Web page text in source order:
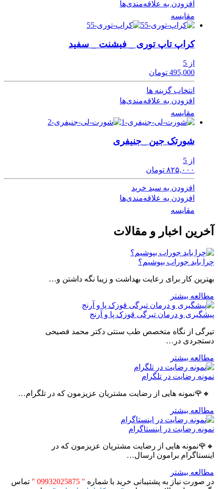
افزودن به علاقه‌مندی‌ها
مقایسه
کراپ تاپ توری _ فیشنت _ سفید
از 5
495,000 تومان
انتخاب گزینه ها
افزودن به علاقه‌مندی‌ها
مقایسه
شورتک جین _جنیفری
از 5
۸۲۵,۰۰۰ تومان
افزودن به سبد خرید
افزودن به علاقه‌مندی‌ها
مقایسه
آخرین اخبار و مقالات
چرا باید جوراب بپوشیم؟
بهترین کار برای رعایت بهداشت و زیبا نگه داشتن و…
مطالعه بیشتر
پیشگیری و درمان تیرگی قوزک پا و آرنج
تیرگی از نگاه متخصص طب سنتی دکتر محمد فصیحی
دستجردی در…
مطالعه بیشتر
نمونه رضایت در تلگرام
🔸🌹نمونه هایی از رضایت مشتریان عزیزمون که در تلگرام…
مطالعه بیشتر
نمونه رضایت در اینستاگرام
🔸🌹نمونه هایی از رضایت مشتریان عزیزمون که در
اینستاگرام برامون ارسال…
مطالعه بیشتر
در صورت نیاز به پشتیبانی خرید با شماره " 09932025875 "
تماس